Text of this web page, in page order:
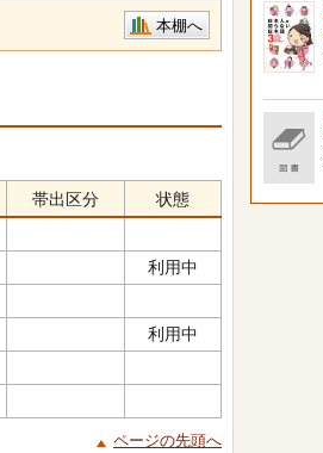
本棚へ
帯出区分
状態
利用中
利用中
ページの先頭へ